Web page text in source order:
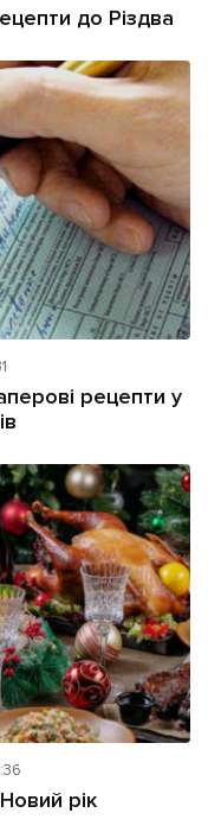
до Різдва
рецепти у
рік